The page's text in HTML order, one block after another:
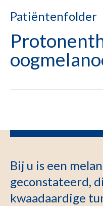
Patiëntenfolder
Bij u is een
geconstateerd,
kwaadaardige